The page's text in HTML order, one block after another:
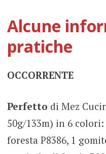
Alcune
pratiche
OCCORRENTE
Perfetto di Mez
50g/133m) in 6
foresta P8386, 1